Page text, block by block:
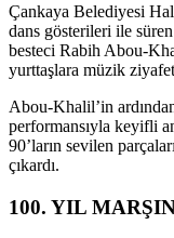
Çankaya Belediyesi
dans gösterileri ile
besteci Rabih Abou-
yurttaşlara müzik
Abou-Khalil’in
performansıyla keyifli
90’ların sevilen
çıkardı.
100. YIL